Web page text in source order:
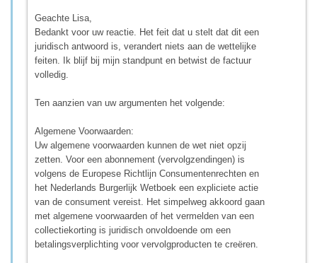
Geachte Lisa,
Bedankt voor uw reactie. Het feit dat u stelt dat dit een
juridisch antwoord is, verandert niets aan de wettelijke
feiten. Ik blijf bij mijn standpunt en betwist de factuur
volledig.
Ten aanzien van uw argumenten het volgende:
Algemene Voorwaarden:
Uw algemene voorwaarden kunnen de wet niet opzij
zetten. Voor een abonnement (vervolgzendingen) is
volgens de Europese Richtlijn Consumentenrechten en
het Nederlands Burgerlijk Wetboek een expliciete actie
van de consument vereist. Het simpelweg akkoord gaan
met algemene voorwaarden of het vermelden van een
collectiekorting is juridisch onvoldoende om een
betalingsverplichting voor vervolgproducten te creëren.